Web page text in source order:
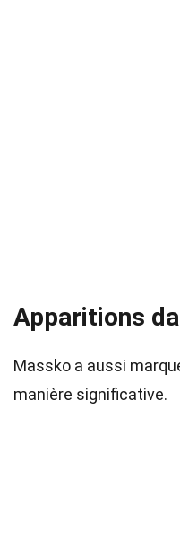
Apparitions
Massko a aussi
manière significative.